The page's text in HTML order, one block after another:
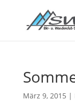
März 9, 2015 |